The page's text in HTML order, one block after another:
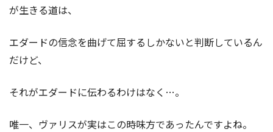
が生きる道は、
エダードの信念を曲げて屈するしかないと判断しているん
だけど、
それがエダードに伝わるわけはなく…。
唯一、ヴァリスが実はこの時味方であったんですよね。